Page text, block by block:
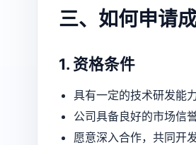
三、如何申请
1. 资格条件
具有一定的技术研发能
公司具备良好的市场信
愿意深入合作，共同开